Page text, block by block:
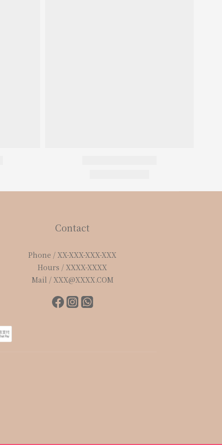
Contact
Phone / XX-XXX-XXX-XXX
Hours / XXXX-XXXX
Mail / XXX@XXXX.COM